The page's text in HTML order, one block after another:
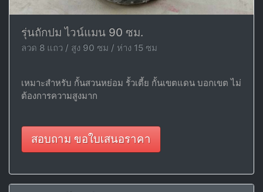
รุ่นถักปม ไวน์แมน 90 ซม.
ลวด 8 แถว / สูง 90 ซม / ห่าง 15 ซม
เหมาะสำหรับ กั้นสวนหย่อม รั้วเตี้ย กั้นเขตแดน บอกเขต ไม่
ต้องการความสูงมาก
สอบถาม ขอใบเสนอราคา